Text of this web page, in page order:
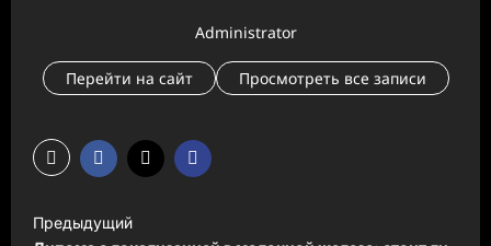
Administrator
Перейти на сайт Просмотреть все записи
Предыдущий